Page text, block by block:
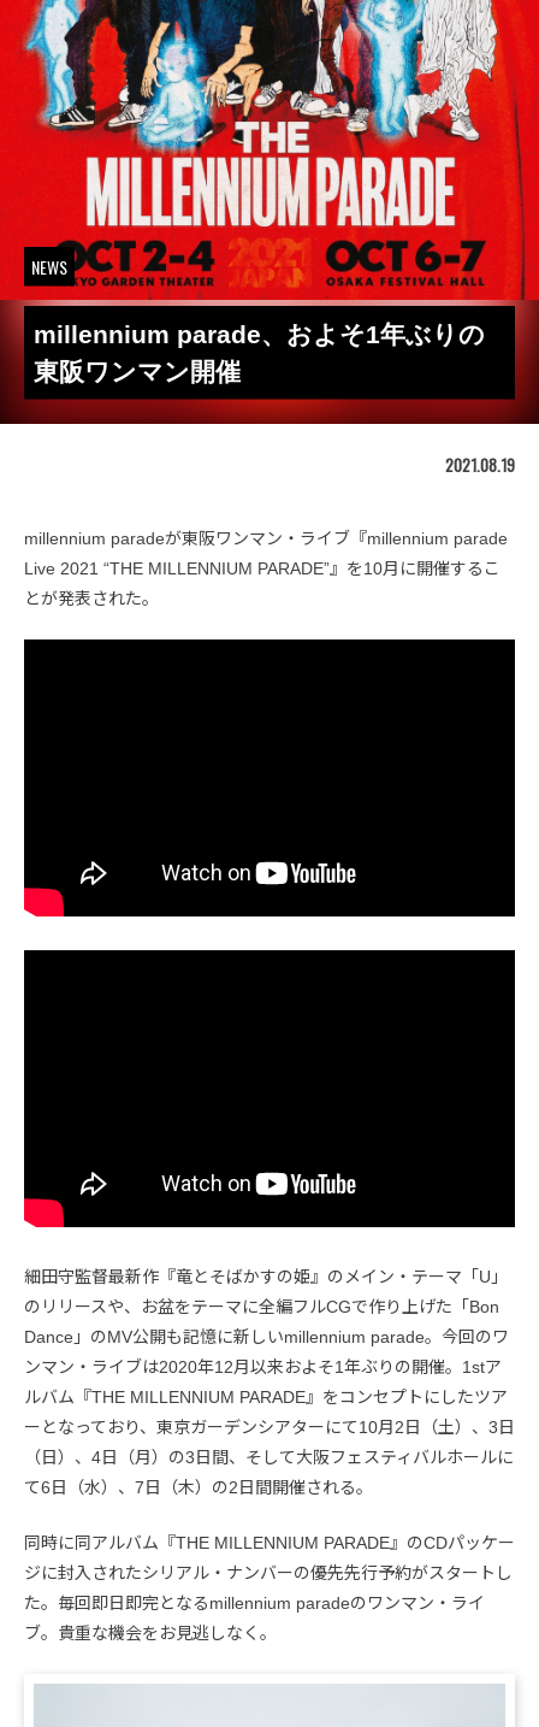
NEWS
millennium parade、およそ1年ぶりの
東阪ワンマン開催
2021.08.19
millennium paradeが東阪ワンマン・ライブ『millennium parade
Live 2021 “THE MILLENNIUM PARADE”』を10月に開催するこ
とが発表された。
細田守監督最新作『竜とそばかすの姫』のメイン・テーマ「U」
のリリースや、お盆をテーマに全編フルCGで作り上げた「Bon
Dance」のMV公開も記憶に新しいmillennium parade。今回のワ
ンマン・ライブは2020年12月以来およそ1年ぶりの開催。1stア
ルバム『THE MILLENNIUM PARADE』をコンセプトにしたツア
ーとなっており、東京ガーデンシアターにて10月2日（土）、3日
（日）、4日（月）の3日間、そして大阪フェスティバルホールに
て6日（水）、7日（木）の2日間開催される。
同時に同アルバム『THE MILLENNIUM PARADE』のCDパッケー
ジに封入されたシリアル・ナンバーの優先先行予約がスタートし
た。毎回即日即完となるmillennium paradeのワンマン・ライ
ブ。貴重な機会をお見逃しなく。